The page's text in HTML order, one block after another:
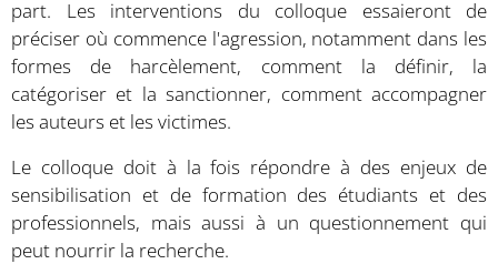
part. Les interventions du colloque essaieront de
préciser où commence l'agression, notamment dans les
formes de harcèlement, comment la définir, la
catégoriser et la sanctionner, comment accompagner
les auteurs et les victimes.
Le colloque doit à la fois répondre à des enjeux de
sensibilisation et de formation des étudiants et des
professionnels, mais aussi à un questionnement qui
peut nourrir la recherche.